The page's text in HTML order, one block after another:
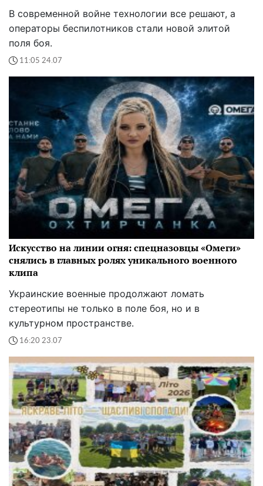
В современной войне технологии все решают, а
операторы беспилотников стали новой элитой
поля боя.
11:05 24.07
Искусство на линии огня: спецназовцы «Омеги»
снялись в главных ролях уникального военного
клипа
Украинские военные продолжают ломать
стереотипы не только в поле боя, но и в
культурном пространстве.
16:20 23.07